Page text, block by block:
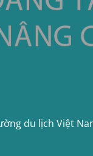
du lịch Việt